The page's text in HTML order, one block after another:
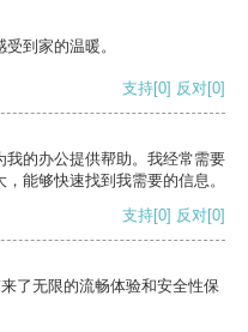
到家的温暖。
支持[0] 反对[0]
的办公提供帮助。我经常需要
能够快速找到我需要的信息。
支持[0] 反对[0]
了无限的流畅体验和安全性保